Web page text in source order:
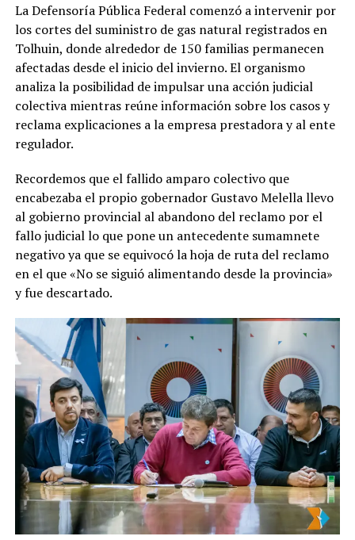
La Defensoría Pública Federal comenzó a intervenir por
los cortes del suministro de gas natural registrados en
Tolhuin, donde alrededor de 150 familias permanecen
afectadas desde el inicio del invierno. El organismo
analiza la posibilidad de impulsar una acción judicial
colectiva mientras reúne información sobre los casos y
reclama explicaciones a la empresa prestadora y al ente
regulador.
Recordemos que el fallido amparo colectivo que
encabezaba el propio gobernador Gustavo Melella llevo
al gobierno provincial al abandono del reclamo por el
fallo judicial lo que pone un antecedente sumamnete
negativo ya que se equivocó la hoja de ruta del reclamo
en el que «No se siguió alimentando desde la provincia»
y fue descartado.